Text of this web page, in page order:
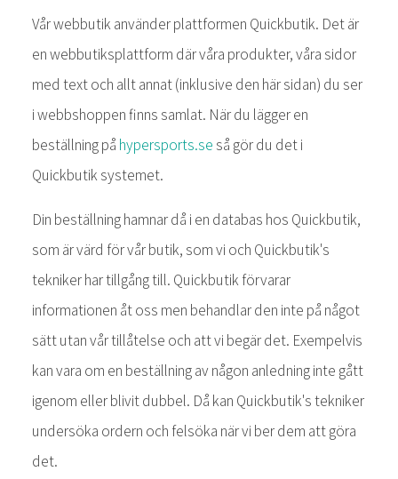
Vår webbutik använder plattformen Quickbutik. Det är
en webbutiksplattform där våra produkter, våra sidor
med text och allt annat (inklusive den här sidan) du ser
i webbshoppen finns samlat. När du lägger en
beställning på hypersports.se så gör du det i
Quickbutik systemet.
Din beställning hamnar då i en databas hos Quickbutik,
som är värd för vår butik, som vi och Quickbutik's
tekniker har tillgång till. Quickbutik förvarar
informationen åt oss men behandlar den inte på något
sätt utan vår tillåtelse och att vi begär det. Exempelvis
kan vara om en beställning av någon anledning inte gått
igenom eller blivit dubbel. Då kan Quickbutik's tekniker
undersöka ordern och felsöka när vi ber dem att göra
det.